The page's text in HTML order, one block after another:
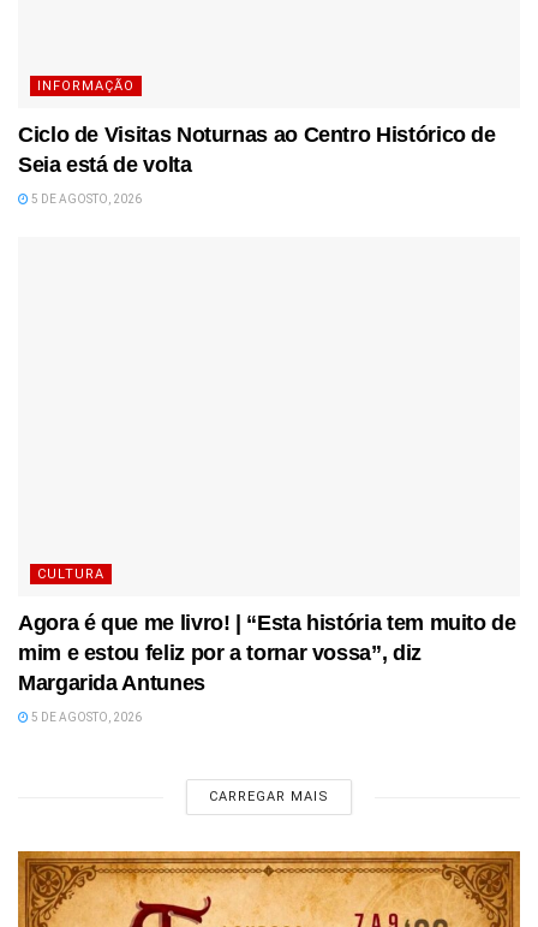
INFORMAÇÃO
Ciclo de Visitas Noturnas ao Centro Histórico de
Seia está de volta
5 DE AGOSTO, 2026
CULTURA
Agora é que me livro! | “Esta história tem muito de
mim e estou feliz por a tornar vossa”, diz
Margarida Antunes
5 DE AGOSTO, 2026
CARREGAR MAIS